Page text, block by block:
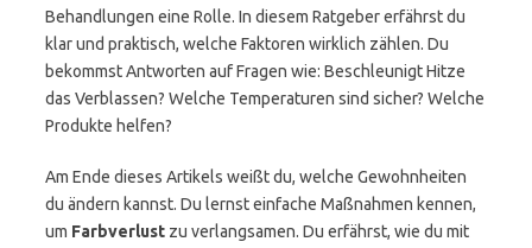
Behandlungen eine Rolle. In diesem Ratgeber erfährst du
klar und praktisch, welche Faktoren wirklich zählen. Du
bekommst Antworten auf Fragen wie: Beschleunigt Hitze
das Verblassen? Welche Temperaturen sind sicher? Welche
Produkte helfen?
Am Ende dieses Artikels weißt du, welche Gewohnheiten
du ändern kannst. Du lernst einfache Maßnahmen kennen,
um Farbverlust zu verlangsamen. Du erfährst, wie du mit